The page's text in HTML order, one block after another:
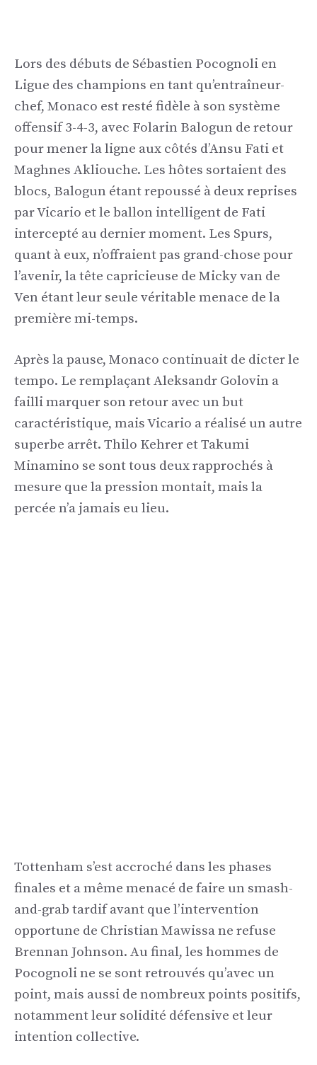
Lors des débuts de Sébastien Pocognoli en
Ligue des champions en tant qu’entraîneur-
chef, Monaco est resté fidèle à son système
offensif 3-4-3, avec Folarin Balogun de retour
pour mener la ligne aux côtés d’Ansu Fati et
Maghnes Akliouche. Les hôtes sortaient des
blocs, Balogun étant repoussé à deux reprises
par Vicario et le ballon intelligent de Fati
intercepté au dernier moment. Les Spurs,
quant à eux, n’offraient pas grand-chose pour
l’avenir, la tête capricieuse de Micky van de
Ven étant leur seule véritable menace de la
première mi-temps.
Après la pause, Monaco continuait de dicter le
tempo. Le remplaçant Aleksandr Golovin a
failli marquer son retour avec un but
caractéristique, mais Vicario a réalisé un autre
superbe arrêt. Thilo Kehrer et Takumi
Minamino se sont tous deux rapprochés à
mesure que la pression montait, mais la
percée n’a jamais eu lieu.
Tottenham s’est accroché dans les phases
finales et a même menacé de faire un smash-
and-grab tardif avant que l’intervention
opportune de Christian Mawissa ne refuse
Brennan Johnson. Au final, les hommes de
Pocognoli ne se sont retrouvés qu’avec un
point, mais aussi de nombreux points positifs,
notamment leur solidité défensive et leur
intention collective.